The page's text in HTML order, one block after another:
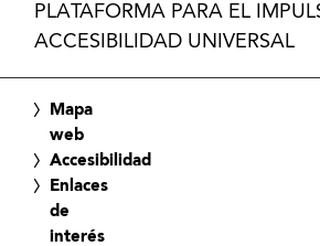
PLATAFORMA PARA EL
ACCESIBILIDAD UNIVERSAL
Mapa
web
Accesibilidad
Enlaces
de
interés